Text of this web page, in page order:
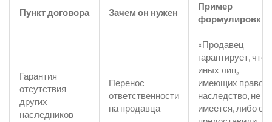
Пункт договора Зачем он нужен
Пример
формулировки
Гарантия
отсутствия
других
наследников
Перенос
ответственности
на продавца
«Продавец
гарантирует, что
иных лиц,
имеющих право
наследство, не
имеется, либо